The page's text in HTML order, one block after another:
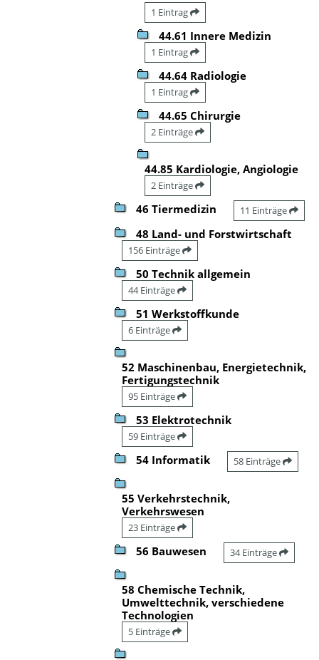
1 Eintrag
44.61 Innere Medizin
1 Eintrag
44.64 Radiologie
1 Eintrag
44.65 Chirurgie
2 Einträge
44.85 Kardiologie, Angiologie
2 Einträge
46 Tiermedizin 11 Einträge
48 Land- und Forstwirtschaft
156 Einträge
50 Technik allgemein
44 Einträge
51 Werkstoffkunde
6 Einträge
52 Maschinenbau, Energietechnik,
Fertigungstechnik
95 Einträge
53 Elektrotechnik
59 Einträge
54 Informatik 58 Einträge
55 Verkehrstechnik,
Verkehrswesen
23 Einträge
56 Bauwesen 34 Einträge
58 Chemische Technik,
Umwelttechnik, verschiedene
Technologien
5 Einträge